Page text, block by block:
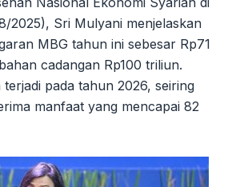
2025), Sri Mulyani menjelaskan
MBG tahun ini sebesar Rp71
cadangan Rp100 triliun.
pada tahun 2026, seiring
manfaat yang mencapai 82